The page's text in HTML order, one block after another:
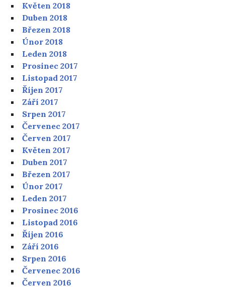
Květen 2018
Duben 2018
Březen 2018
Únor 2018
Leden 2018
Prosinec 2017
Listopad 2017
Říjen 2017
Září 2017
Srpen 2017
Červenec 2017
Červen 2017
Květen 2017
Duben 2017
Březen 2017
Únor 2017
Leden 2017
Prosinec 2016
Listopad 2016
Říjen 2016
Září 2016
Srpen 2016
Červenec 2016
Červen 2016